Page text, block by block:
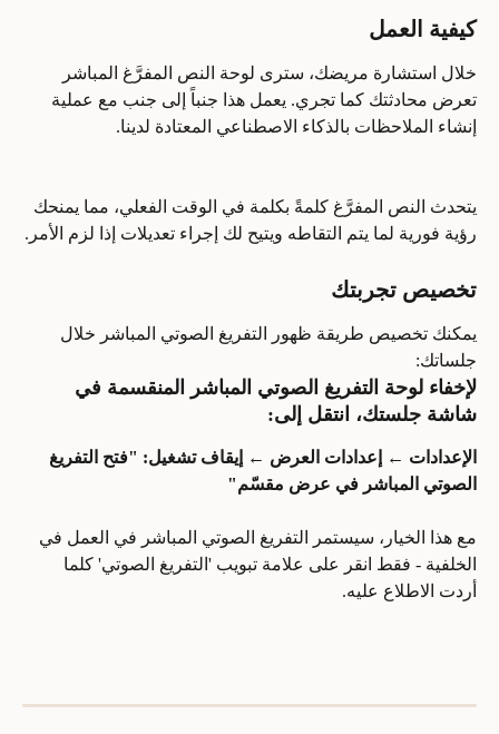
كيفية العمل
خلال استشارة مريضك، سترى لوحة النص المفرَّغ المباشر
تعرض محادثتك كما تجري. يعمل هذا جنباً إلى جنب مع عملية
إنشاء الملاحظات بالذكاء الاصطناعي المعتادة لدينا.
يتحدث النص المفرَّغ كلمةً بكلمة في الوقت الفعلي، مما يمنحك
رؤية فورية لما يتم التقاطه ويتيح لك إجراء تعديلات إذا لزم الأمر.
تخصيص تجربتك
يمكنك تخصيص طريقة ظهور التفريغ الصوتي المباشر خلال
جلساتك:
لإخفاء لوحة التفريغ الصوتي المباشر المنقسمة في
شاشة جلستك، انتقل إلى:
الإعدادات ← إعدادات العرض ← إيقاف تشغيل: "فتح التفريغ
الصوتي المباشر في عرض مقسّم"
مع هذا الخيار، سيستمر التفريغ الصوتي المباشر في العمل في
الخلفية - فقط انقر على علامة تبويب 'التفريغ الصوتي' كلما
أردت الاطلاع عليه.